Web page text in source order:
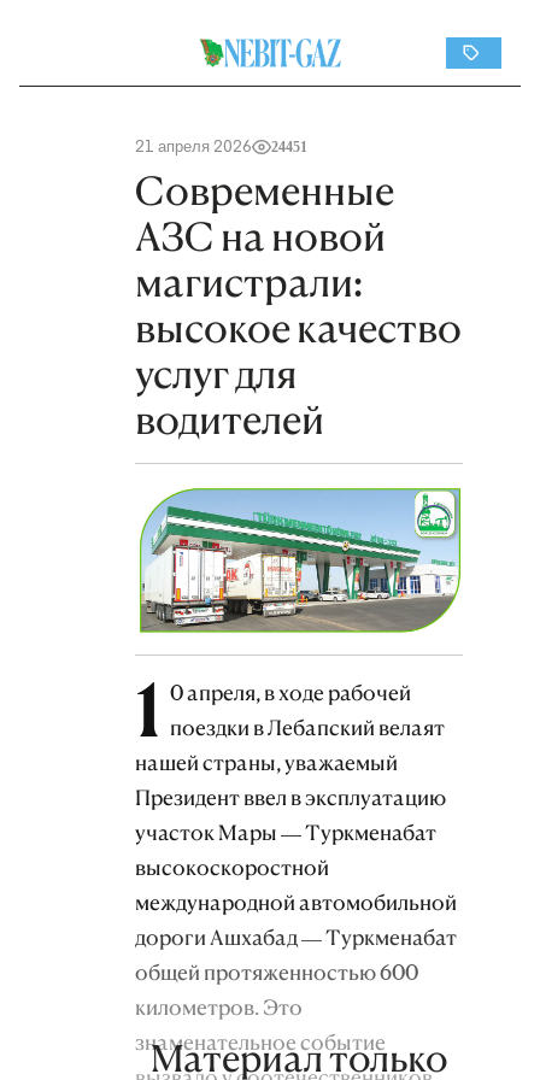
21 апреля 2026 24451
Современные
АЗС на новой
магистрали:
высокое качество
услуг для
водителей
1 0 апреля, в ходе рабочей
поездки в Лебапский велаят
нашей страны, уважаемый
Президент ввел в эксплуатацию
участок Мары — Туркменабат
высокоскоростной
международной автомобильной
дороги Ашхабад — Туркменабат
общей протяженностью 600
километров. Это
знаменательное событие
Материал только